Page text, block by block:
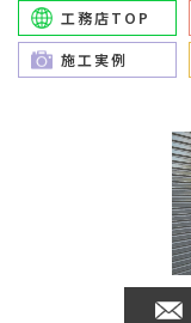
工務店TOP
施工実例